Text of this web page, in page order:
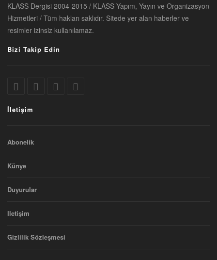
KLASS Dergisi 2004-2015 / KLASS Yapım, Yayın ve Organizasyon
Hizmetleri / Tüm hakları saklıdır. Sitede yer alan haberler ve
resimler izinsiz kullanılamaz.
Bizi Takip Edin
İletişim
Abonelik
Künye
Duyurular
Iletişim
Gizlilik Sözleşmesi